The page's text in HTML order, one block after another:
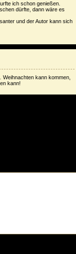
ich schon genießen.
dürfte, dann wäre es
und der Autor kann sich
kann kommen,
kann!